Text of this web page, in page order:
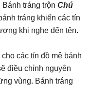
Bánh tráng trộn Chú
tráng khiến các tín
khi nghe đến tên.
các tín đồ mê bánh
điều chỉnh nguyên
vùng. Bánh tráng